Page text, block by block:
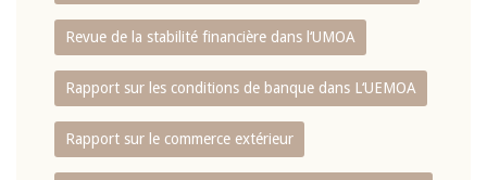
Revue de la stabilité financière dans l‘UMOA
Rapport sur les conditions de banque dans L‘UEMOA
Rapport sur le commerce extérieur